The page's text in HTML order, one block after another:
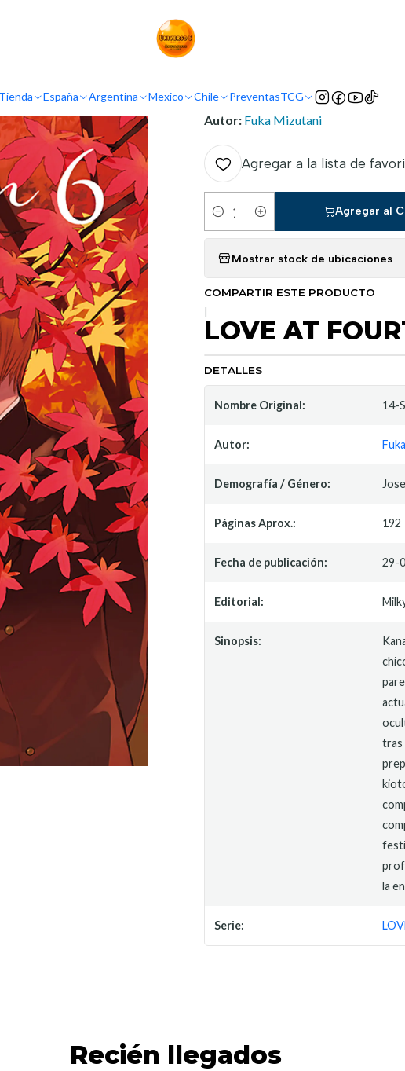
Tienda España Argentina Mexico Chile PreventasTCG
Nombre original:14-Sai No Koi
Autor: Fuka Mizutani
Agregar a la lista de
Cantidad
Agregar al
Mostrar stock de ubicaciones
COMPARTIR ESTE PRODUCTO
LOVE AT
DETALLES
Nombre Original: 14-
Autor:
Demografía / Género:
Páginas Aprox.: 192
Fecha de publicación: 29-
Editorial:
Sinopsis:
tras
la
Serie:
Recién llegados